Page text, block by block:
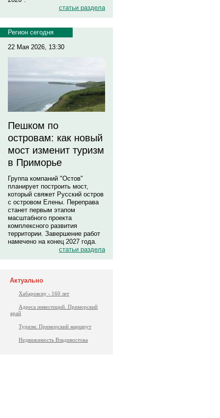
статьи раздела
Регион сегодня
22 Мая 2026, 13:30
Пешком по
островам: как новый
мост изменит туризм
в Приморье
Группа компаний "Остов"
планирует построить мост,
который свяжет Русский остров
с островом Елены. Переправа
станет первым этапом
масштабного проекта
комплексного развития
территории. Завершение работ
намечено на конец 2027 года.
статьи раздела
Актуально
Хабаровску - 160 лет
Адреса инвестиций. Приморский
край
Туризм: Приморский маршрут
Недвижимость Владивостока